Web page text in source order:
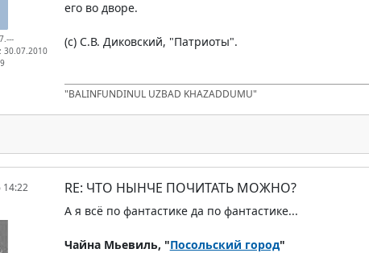
30.07.2010
его во дворе.
(с) С.В. Диковский, "Патриоты".
"BALINFUNDINUL UZBAD KHAZADDUMU"
14:22 RE: ЧТО НЫНЧЕ ПОЧИТАТЬ МОЖНО?
А я всё по фантастике да по фантастике...
Чайна Мьевиль, "Посольский город"